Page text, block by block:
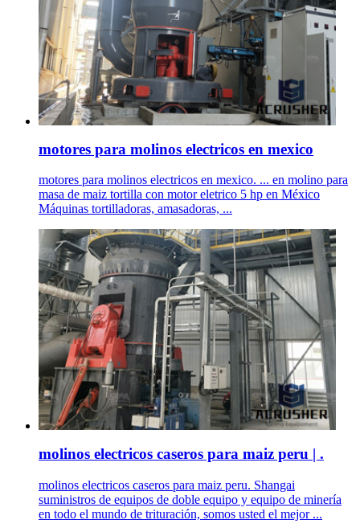
motores para molinos electricos en mexico
motores para molinos electricos en mexico. ... en molino para
masa de maiz tortilla con motor eletrico 5 hp en México
Máquinas tortilladoras, amasadoras, ...
molinos electricos caseros para maiz peru | .
molinos electricos caseros para maiz peru. Shangai
suministros de equipos de doble equipo y equipo de minería
en todo el mundo de trituración, somos usted el mejor ...